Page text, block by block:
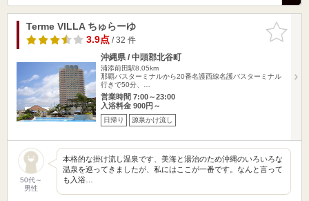
お気に入
りに追加
Terme VILLA ちゅらーゆ
3.9点/ 32 件
沖縄県 / 中頭郡北谷町
浦添前田駅8.05km
那覇バスターミナルから20番名護西線名護バスターミナル
行きで50分、…
営業時間 7:00～23:00
入浴料金 900円～
日帰り 源泉かけ流し
50代～
男性
本格的な掛け流し温泉です、美海と湯治のため沖縄のいろいろな
温泉を巡ってきましたが、私にはここが一番です。なんと言って
も入浴…